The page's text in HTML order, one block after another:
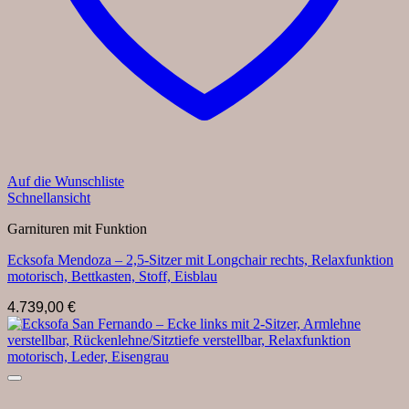
Auf die Wunschliste
Schnellansicht
Garnituren mit Funktion
Ecksofa Mendoza – 2,5-Sitzer mit Longchair rechts, Relaxfunktion
motorisch, Bettkasten, Stoff, Eisblau
4.739,00 €